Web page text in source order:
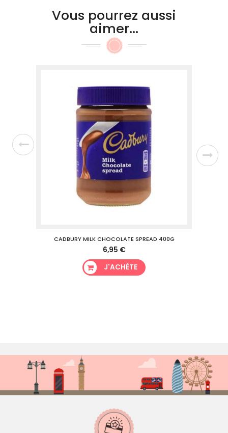
Vous pourrez aussi
aimer...
CADBURY MILK CHOCOLATE SPREAD 400G
6,95 €
J'ACHÈTE